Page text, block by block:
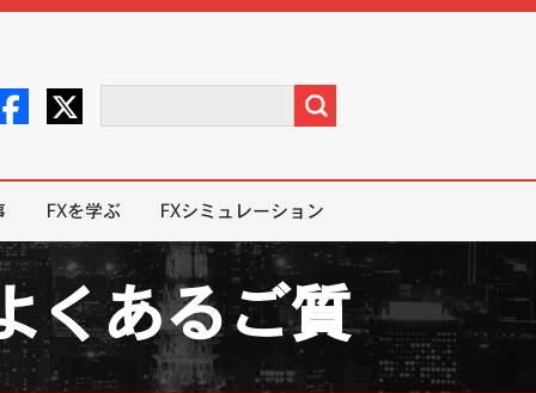
FXを学ぶ FXシミュレーション
くあるご質